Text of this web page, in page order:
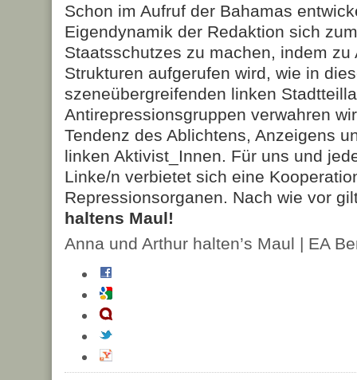
Schon im Aufruf der Bahamas
Eigendynamik der Redaktion sich
Staatsschutzes zu machen, indem
Strukturen aufgerufen wird, wie in
szeneübergreifenden linken
Antirepressionsgruppen verwahren
Tendenz des Ablichtens, Anzeigens
linken Aktivist_Innen. Für uns und
Linke/n verbietet sich eine
Repressionsorganen. Nach wie vor
haltens Maul!
Anna und Arthur halten’s Maul | EA